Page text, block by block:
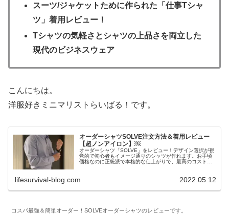
スーツ/ジャケットために作られた「仕事Tシャ
ツ」着用レビュー！
Tシャツの気軽さとシャツの上品さを両立した
現代のビジネスウェア
こんにちは。
洋服好きミニマリストらいばる！です。
オーダーシャツSOLVE注文方法＆着用レビュー
【超ノンアイロン】￼
オーダーシャツ「SOLVE」をレビュー！デザイン選択が視
覚的で初心者もイメージ通りのシャツが作れます。お手頃
価格なのに正統派で本格的な仕上がりで、最高のコストパ
lifesurvival-blog.com 2022.05.12
コスパ最強＆簡単オーダー！SOLVEオーダーシャツのレビューです。